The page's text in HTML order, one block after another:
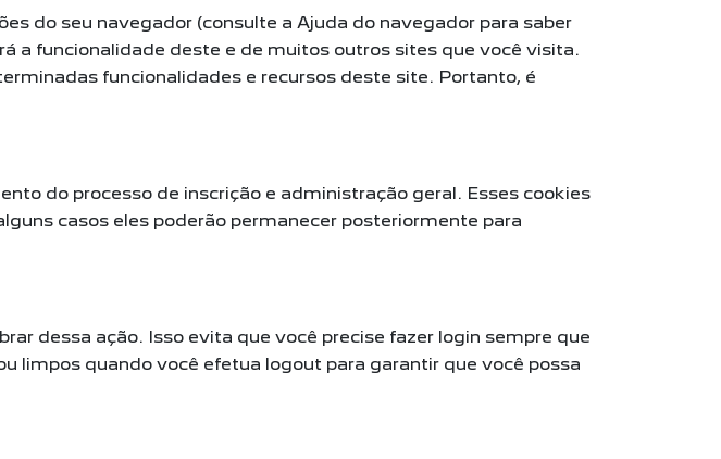
do seu navegador (consulte a Ajuda do navegador para saber
a funcionalidade deste e de muitos outros sites que você visita.
funcionalidades e recursos deste site. Portanto, é
do processo de inscrição e administração geral. Esses cookies
casos eles poderão permanecer posteriormente para
dessa ação. Isso evita que você precise fazer login sempre que
limpos quando você efetua logout para garantir que você possa